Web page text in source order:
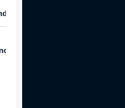
de Bordeaux
Directeur Technique du